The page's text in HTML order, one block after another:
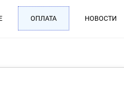
ОПЛАТА НОВОСТИ